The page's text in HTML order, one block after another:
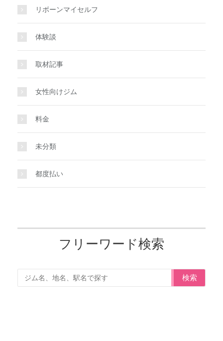
リボーンマイセルフ
体験談
取材記事
女性向けジム
料金
未分類
都度払い
フリーワード検索
検索